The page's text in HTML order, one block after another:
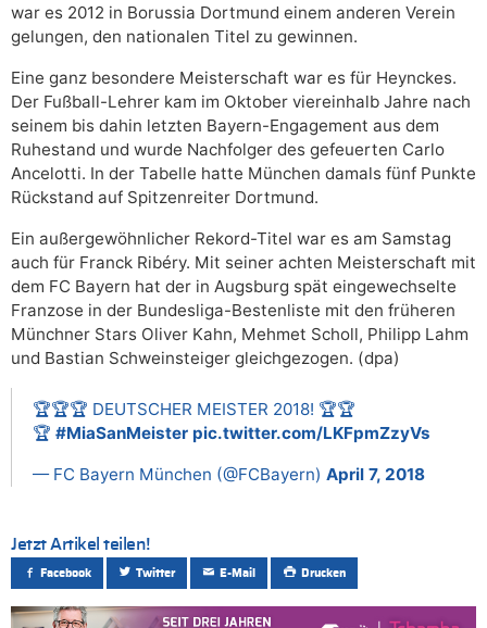
war es 2012 in Borussia Dortmund einem anderen Verein
gelungen, den nationalen Titel zu gewinnen.
Eine ganz besondere Meisterschaft war es für Heynckes.
Der Fußball-Lehrer kam im Oktober viereinhalb Jahre nach
seinem bis dahin letzten Bayern-Engagement aus dem
Ruhestand und wurde Nachfolger des gefeuerten Carlo
Ancelotti. In der Tabelle hatte München damals fünf Punkte
Rückstand auf Spitzenreiter Dortmund.
Ein außergewöhnlicher Rekord-Titel war es am Samstag
auch für Franck Ribéry. Mit seiner achten Meisterschaft mit
dem FC Bayern hat der in Augsburg spät eingewechselte
Franzose in der Bundesliga-Bestenliste mit den früheren
Münchner Stars Oliver Kahn, Mehmet Scholl, Philipp Lahm
und Bastian Schweinsteiger gleichgezogen. (dpa)
🏆🏆🏆 DEUTSCHER MEISTER 2018! 🏆🏆
🏆 #MiaSanMeister pic.twitter.com/LKFpmZzyVs
— FC Bayern München (@FCBayern) April 7, 2018
Jetzt Artikel teilen!
Facebook Twitter E-Mail Drucken